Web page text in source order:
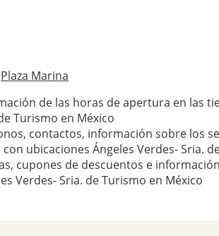
Plaza Marina
de las horas de apertura en las
Turismo en México
contactos, información sobre los
con ubicaciones Ángeles Verdes- Sria.
cupones de descuentos e
Verdes- Sria. de Turismo en México